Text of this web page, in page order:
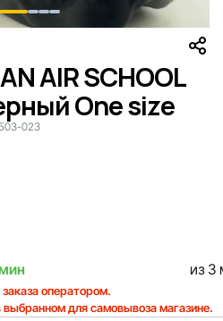
AIR SCHOOL
One size
023
из 3
оператором.
выбранном для самовывоза магазине.